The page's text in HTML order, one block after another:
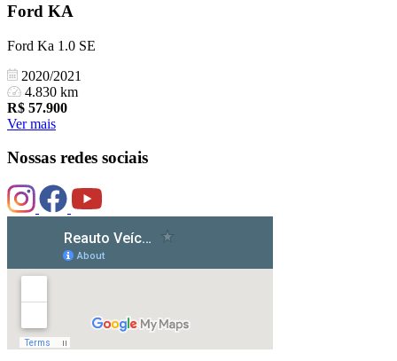
Ford KA
Ford Ka 1.0 SE
2020/2021
4.830 km
R$ 57.900
Ver mais
Nossas redes sociais